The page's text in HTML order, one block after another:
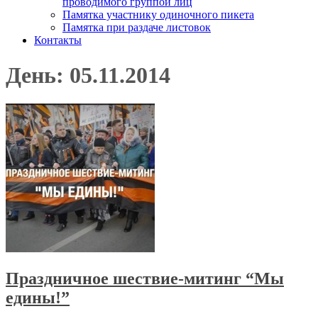
Памятка участнику одиночного пикета
Памятка при раздаче листовок
Контакты
День: 05.11.2014
Праздничное шествие-митинг “Мы
едины!”